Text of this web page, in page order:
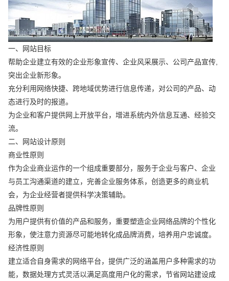
一、网站目标
帮助企业建立有效的企业形象宣传、企业风采展示、公司产品宣传,
突出企业新形象。
充分利用网络快捷、跨地域优势进行信息传递，对公司的产品、动
态进行及时的报道。
为企业和客户提供网上开放平台，增进系统内外信息互通、经验交
流。
二、网站设计原则
商业性原则
作为企业商业运作的一个组成重要部分，服务于企业与客户、企业
与员工沟通渠道的建立，完善企业服务体系，创造更多的商业机
会，为企业经营者提供科学决策辅助。
品牌性原则
为用户提供有价值的产品和服务，重要塑造企业网络品牌的个性化
形象，使注意力资源尽可能地转化成品牌消费，培养用户忠诚度。
经济性原则
建立适合自身需求的网络平台，提供广泛的涵盖用户多种需求的功
能，数据处理方式灵活以满足高度用户化的需求，节省网站建设成